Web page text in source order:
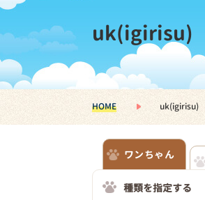
uk(igirisu)
HOME uk(igirisu)
ワンちゃん
種類を指定する